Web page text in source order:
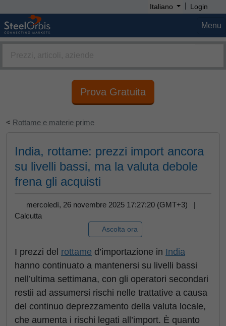
Italiano | Login
Menu
Prova Gratuita
< Rottame e materie prime
India, rottame: prezzi import ancora
su livelli bassi, ma la valuta debole
frena gli acquisti
mercoledì, 26 novembre 2025 17:27:20 (GMT+3) |
Calcutta
Ascolta ora
I prezzi del rottame d’importazione in India
hanno continuato a mantenersi su livelli bassi
nell’ultima settimana, con gli operatori secondari
restii ad assumersi rischi nelle trattative a causa
del continuo deprezzamento della valuta locale,
che aumenta i rischi legati all’import. È quanto